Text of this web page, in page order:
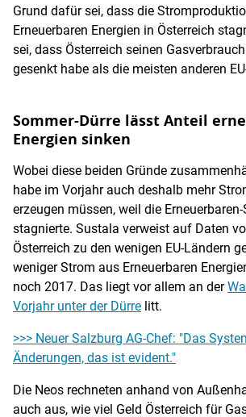
Grund dafür sei, dass die
Erneuerbaren Energien in Österreich
sei, dass Österreich seinen
gesenkt habe als die meisten anderen
Sommer-Dürre lässt Anteil
Energien sinken
Wobei diese beiden Gründe
habe im Vorjahr auch deshalb mehr
erzeugen müssen, weil die
stagnierte. Sustala verweist auf Daten
Österreich zu den wenigen EU-Ländern
weniger Strom aus Erneuerbaren
noch 2017. Das liegt vor allem an der
Vorjahr unter der Dürre litt.
>>> Neuer Salzburg AG-Chef: "Das
Änderungen, das ist evident."
Die Neos rechneten anhand von
auch aus, wie viel Geld Österreich für